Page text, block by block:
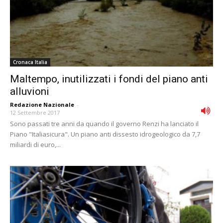
Cronaca Italia
Maltempo, inutilizzati i fondi del piano anti
alluvioni
Redazione Nazionale -
12 Settembre 2017
Sono passati tre anni da quando il governo Renzi ha lanciato il
Piano "Italiasicura". Un piano anti dissesto idrogeologico da 7,7
miliardi di euro,...